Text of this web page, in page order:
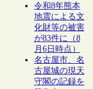
令和8年熊本
地震による文
化財等の被害
が83件に（8
月6日時点）
名古屋市、名
古屋城の現天
守閣の記録を